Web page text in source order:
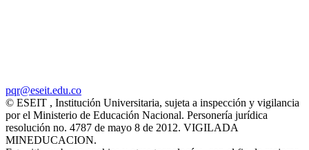
pqr@eseit.edu.co
© ESEIT , Institución Universitaria, sujeta a inspección y vigilancia
por el Ministerio de Educación Nacional. Personería jurídica
resolución no. 4787 de mayo 8 de 2012. VIGILADA
MINEDUCACION.